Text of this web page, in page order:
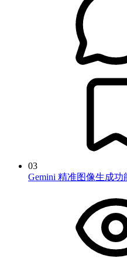
03
Gemini 精准图像生成功